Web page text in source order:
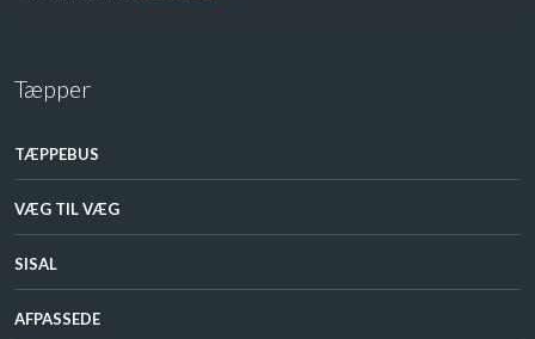
Tæpper
TÆPPEBUS
VÆG TIL VÆG​
SISAL​
AFPASSEDE​